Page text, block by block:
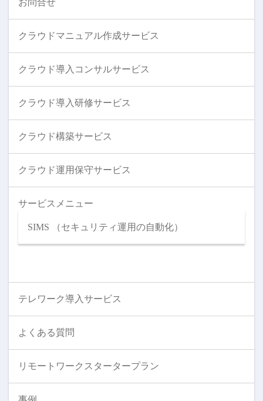
お問合せ
クラウドマニュアル作成サービス
クラウド導入コンサルサービス
クラウド導入研修サービス
クラウド構築サービス
クラウド運用保守サービス
サービスメニュー
SIMS （セキュリティ運用の自動化）
テレワーク導入サービス
よくある質問
リモートワークスタータープラン